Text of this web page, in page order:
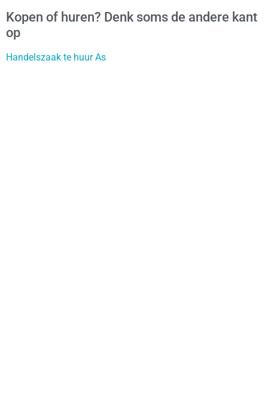
Kopen of huren? Denk soms de andere kant
op
Handelszaak te huur As